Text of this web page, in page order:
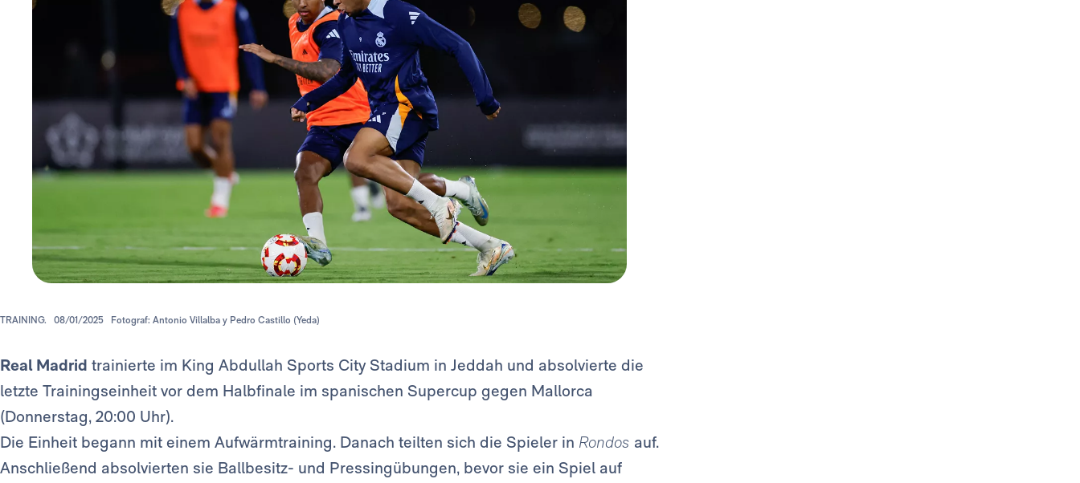
TRAINING. 08/01/2025 Fotograf: Antonio Villalba y Pedro Castillo (Yeda)
Real Madrid trainierte im King Abdullah Sports City Stadium in Jeddah und absolvierte die
letzte Trainingseinheit vor dem Halbfinale im spanischen Supercup gegen Mallorca
(Donnerstag, 20:00 Uhr).
Die Einheit begann mit einem Aufwärmtraining. Danach teilten sich die Spieler in Rondos auf.
Anschließend absolvierten sie Ballbesitz- und Pressingübungen, bevor sie ein Spiel auf